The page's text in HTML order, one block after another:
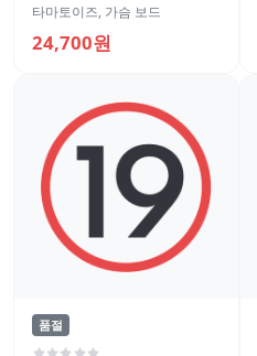
타마토이즈, 가슴 보드
24,700원
품절